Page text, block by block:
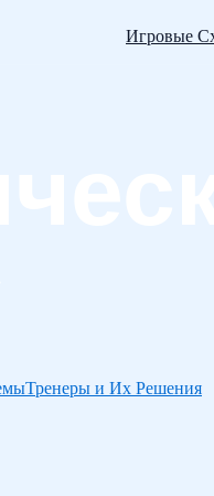
Игровые
Тренеры и Их Решения